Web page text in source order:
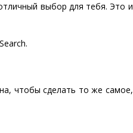
выбор для тебя. Это и
чтобы сделать то же самое,